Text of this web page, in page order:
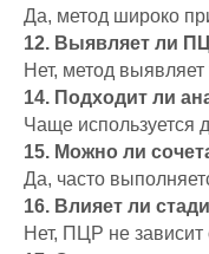
Да, метод широко
12. Выявляет ли
Нет, метод
14. Подходит ли
Чаще используется
15. Можно ли
Да, часто
16. Влияет ли
Нет, ПЦР не зависит